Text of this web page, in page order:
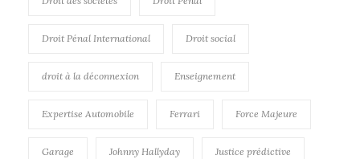
Droit Pénal International Droit social
droit à la déconnexion Enseignement
Expertise Automobile Ferrari Force Majeure
Garage Johnny Hallyday Justice prédictive